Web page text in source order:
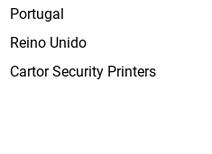
Portugal
Reino Unido
Cartor Security Printers